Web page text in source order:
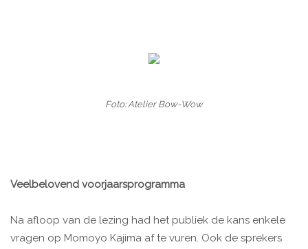
Foto: Atelier Bow-Wow
Veelbelovend voorjaarsprogramma
Na afloop van de lezing had het publiek de kans enkele
vragen op Momoyo Kajima af te vuren. Ook de sprekers